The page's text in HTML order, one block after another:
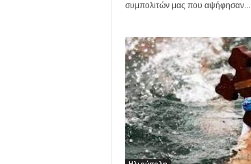
συμπολιτών μας που αψήφησαν...